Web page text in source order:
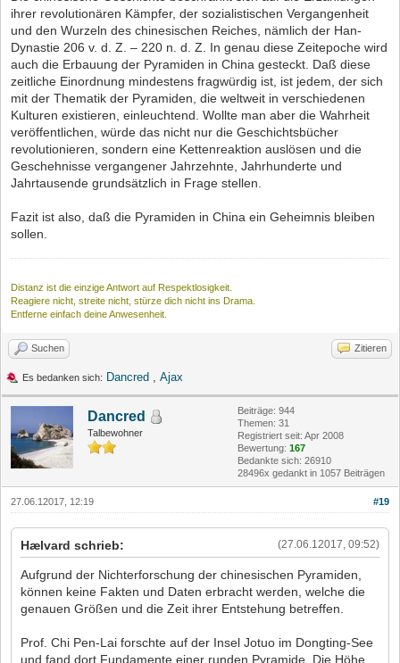
ihrer revolutionären Kämpfer, der sozialistischen Vergangenheit
und den Wurzeln des chinesischen Reiches, nämlich der Han-
Dynastie 206 v. d. Z. – 220 n. d. Z. In genau diese Zeitepoche wird
auch die Erbauung der Pyramiden in China gesteckt. Daß diese
zeitliche Einordnung mindestens fragwürdig ist, ist jedem, der sich
mit der Thematik der Pyramiden, die weltweit in verschiedenen
Kulturen existieren, einleuchtend. Wollte man aber die Wahrheit
veröffentlichen, würde das nicht nur die Geschichtsbücher
revolutionieren, sondern eine Kettenreaktion auslösen und die
Geschehnisse vergangener Jahrzehnte, Jahrhunderte und
Jahrtausende grundsätzlich in Frage stellen.
Fazit ist also, daß die Pyramiden in China ein Geheimnis bleiben
sollen.
Distanz ist die einzige Antwort auf Respektlosigkeit.
Reagiere nicht, streite nicht, stürze dich nicht ins Drama.
Entferne einfach deine Anwesenheit.
Suchen Zitieren
Es bedanken sich: Dancred , Ajax
Dancred
Talbewohner
Beiträge: 944
Themen: 31
Registriert seit: Apr 2008
Bewertung: 167
Bedankte sich: 26910
28496x gedankt in 1057 Beiträgen
#19
27.06.12017, 12:19
(27.06.12017, 09:52)
Hælvard schrieb:
Aufgrund der Nichterforschung der chinesischen Pyramiden,
können keine Fakten und Daten erbracht werden, welche die
genauen Größen und die Zeit ihrer Entstehung betreffen.
Prof. Chi Pen-Lai forschte auf der Insel Jotuo im Dongting-See
und fand dort Fundamente einer runden Pyramide. Die Höhe